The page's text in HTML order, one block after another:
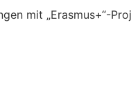
mit „Erasmus+“-